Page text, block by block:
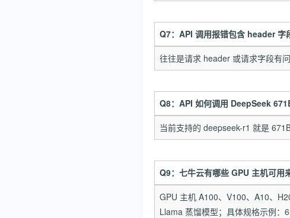
Q7：API 调用报错包含 header 字
往往是请求 header 或请求字段有
Q8：API 如何调用 DeepSeek
当前支持的 deepseek-r1 就是
Q9：七牛云有哪些 GPU 主机可用
GPU 主机 A100、V100、A10、
Llama 蒸馏模型；具体规格示例